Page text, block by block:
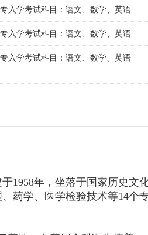
入学考试科目：语文、数学、英语
入学考试科目：语文、数学、英语
入学考试科目：语文、数学、英语
1958年，坐落于国家历史文
药学、医学检验技术等14个